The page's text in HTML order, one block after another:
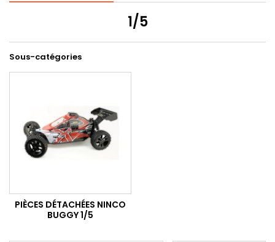
1/5
Sous-catégories
PIÈCES DÉTACHÉES NINCO
BUGGY 1/5